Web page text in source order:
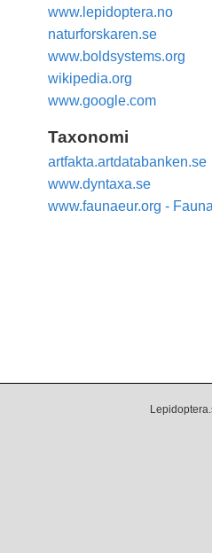
www.lepidoptera.no
naturforskaren.se
www.boldsystems.org
wikipedia.org
www.google.com
Taxonomi
artfakta.artdatabanken.se
www.dyntaxa.se
www.faunaeur.org -